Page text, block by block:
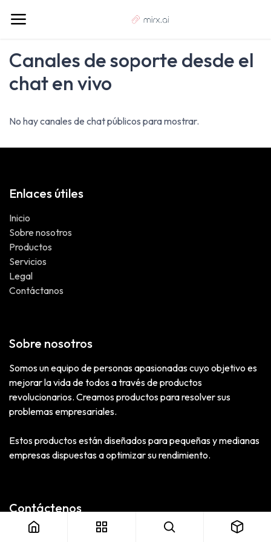
Canales de soporte desde el
chat en vivo
No hay canales de chat públicos para mostrar.
Enlaces útiles
Inicio
Sobre nosotros
Productos
Servicios
Legal
Contáctanos
Sobre nosotros
Somos un equipo de personas apasionadas cuyo objetivo es
mejorar la vida de todos a través de productos
revolucionarios. Creamos productos para resolver sus
problemas empresariales.
Estos productos están diseñados para pequeñas y medianas
empresas dispuestas a optimizar su rendimiento.
Contáctenos
Contáctanos